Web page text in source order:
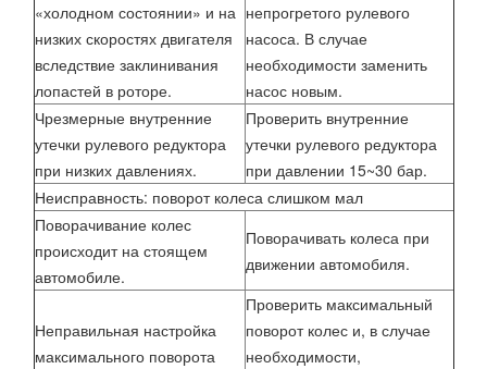
«холодном состоянии» и на
низких скоростях двигателя
вследствие заклинивания
лопастей в роторе.
непрогретого рулевого
насоса. В случае
необходимости заменить
насос новым.
Чрезмерные внутренние
утечки рулевого редуктора
при низких давлениях.
Проверить внутренние
утечки рулевого редуктора
при давлении 15~30 бар.
Неисправность: поворот колеса слишком мал
Поворачивание колес
происходит на стоящем
автомобиле.
Поворачивать колеса при
движении автомобиля.
Неправильная настройка
максимального поворота
Проверить максимальный
поворот колес и, в случае
необходимости,